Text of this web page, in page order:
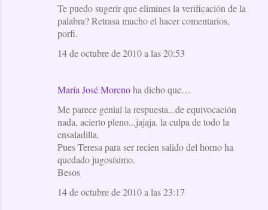
Te puedo sugerir que elimines la verificación de la
palabra? Retrasa mucho el hacer comentarios,
porfi.
14 de octubre de 2010 a las 20:53
María José Morenoha dicho que…
Me parece genial la respuesta...de equivocación
nada, acierto pleno...jajaja. la culpa de todo la
ensaladilla.
Pues Teresa para ser recien salido del horno ha
quedado jugosísimo.
Besos
14 de octubre de 2010 a las 23:17